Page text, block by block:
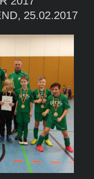
25.02.2017